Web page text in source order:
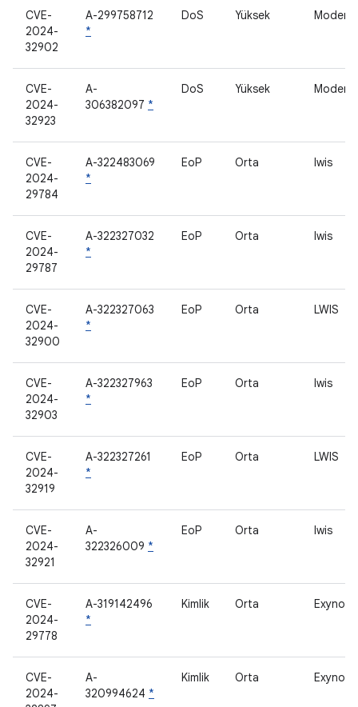
CVE-
2024-
32902
A-299758712
*
DoS Yüksek Modem
CVE-
2024-
32923
A-
306382097 *
DoS Yüksek Modem
CVE-
2024-
29784
A-322483069
*
EoP Orta lwis
CVE-
2024-
29787
A-322327032
*
EoP Orta lwis
CVE-
2024-
32900
A-322327063
*
EoP Orta LWIS
CVE-
2024-
32903
A-322327963
*
EoP Orta lwis
CVE-
2024-
32919
A-322327261
*
EoP Orta LWIS
CVE-
2024-
32921
A-
322326009 *
EoP Orta lwis
CVE-
2024-
29778
A-319142496
*
Kimlik Orta Exynos
CVE-
2024-
A-
320994624 *
Kimlik Orta Exynos